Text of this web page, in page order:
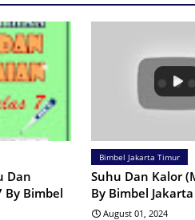
Dan
By Bimbel
Bimbel Jakarta Timur
Suhu Dan Kalor
By Bimbel
August 01, 2024